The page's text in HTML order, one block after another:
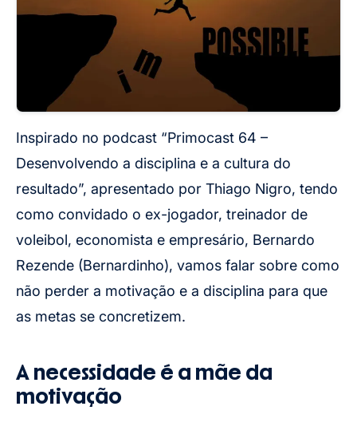
Inspirado no podcast “Primocast 64 –
Desenvolvendo a disciplina e a cultura do
resultado”, apresentado por Thiago Nigro, tendo
como convidado o ex-jogador, treinador de
voleibol, economista e empresário, Bernardo
Rezende (Bernardinho), vamos falar sobre como
não perder a motivação e a disciplina para que
as metas se concretizem.
A necessidade é a mãe da
motivação